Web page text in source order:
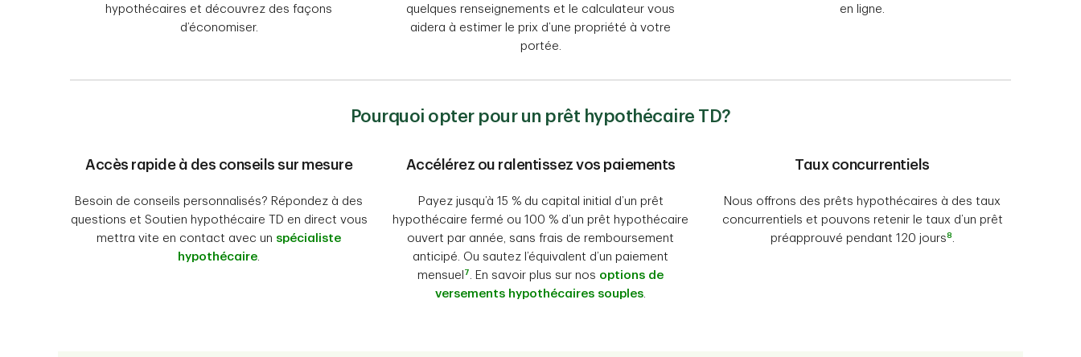
hypothécaires et découvrez des façons
d’économiser.
quelques renseignements et le calculateur vous
aidera à estimer le prix d’une propriété à votre
portée.
en ligne.
Pourquoi opter pour un prêt hypothécaire TD?
Accès rapide à des conseils sur mesure
Besoin de conseils personnalisés? Répondez à des
questions et Soutien hypothécaire TD en direct vous
mettra vite en contact avec un spécialiste
hypothécaire.
Accélérez ou ralentissez vos paiements
Payez jusqu’à 15 % du capital initial d’un prêt
hypothécaire fermé ou 100 % d’un prêt hypothécaire
ouvert par année, sans frais de remboursement
anticipé. Ou sautez l’équivalent d’un paiement
mensuel 7 . En savoir plus sur nos options de
versements hypothécaires souples.
Taux concurrentiels
Nous offrons des prêts hypothécaires à des taux
concurrentiels et pouvons retenir le taux d’un prêt
préapprouvé pendant 120 jours8 .